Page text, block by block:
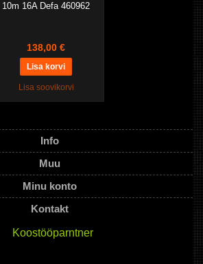
10m 16A Defa 460962
138,00 €
Lisa soovikorvi
Info
Muu
Minu konto
Kontakt
Koostööparntner